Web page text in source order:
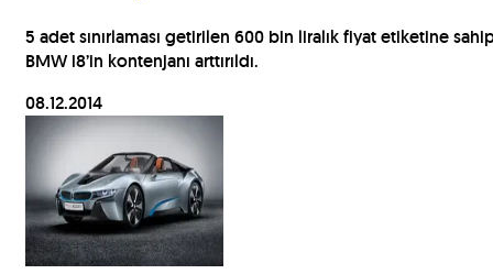
5 adet sınırlaması getirilen 600 bin liralık fiyat etiketine
BMW i8’in kontenjanı arttırıldı.
08.12.2014